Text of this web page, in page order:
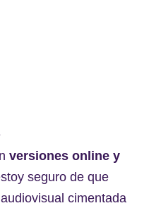
versiones online y
seguro de que
cimentada